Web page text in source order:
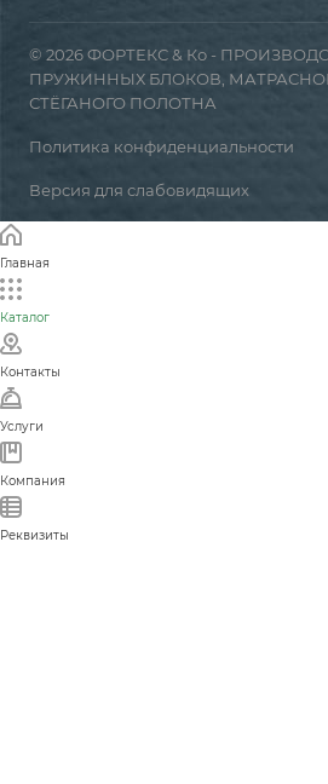
© 2026 ФОРТЕКС & Ко -
ПРУЖИННЫХ БЛОКОВ,
СТЁГАНОГО ПОЛОТНА
Политика конфиденциальности
Версия для слабовидящих
Главная
Каталог
Контакты
Услуги
Компания
Реквизиты